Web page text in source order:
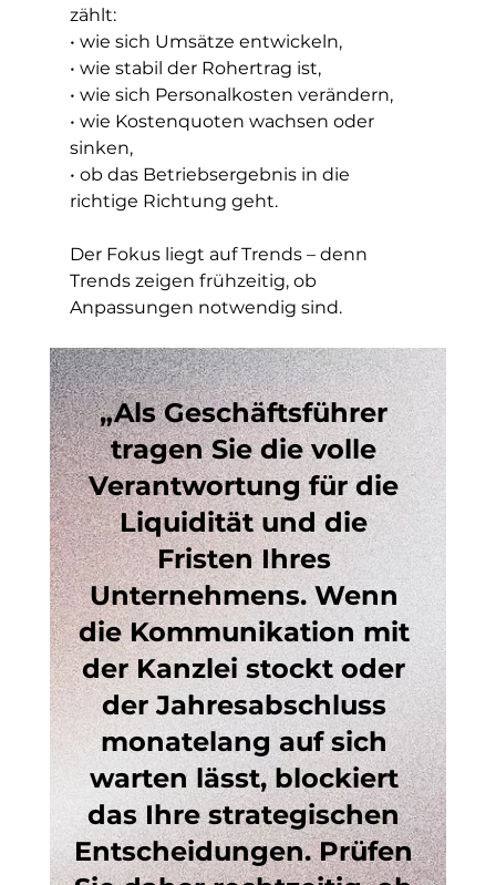
zählt:
• wie sich Umsätze entwickeln,
• wie stabil der Rohertrag ist,
• wie sich Personalkosten verändern,
• wie Kostenquoten wachsen oder
sinken,
• ob das Betriebsergebnis in die
richtige Richtung geht.
Der Fokus liegt auf Trends – denn
Trends zeigen frühzeitig, ob
Anpassungen notwendig sind.
„Als Geschäftsführer
tragen Sie die volle
Verantwortung für die
Liquidität und die
Fristen Ihres
Unternehmens. Wenn
die Kommunikation mit
der Kanzlei stockt oder
der Jahresabschluss
monatelang auf sich
warten lässt, blockiert
das Ihre strategischen
Entscheidungen. Prüfen